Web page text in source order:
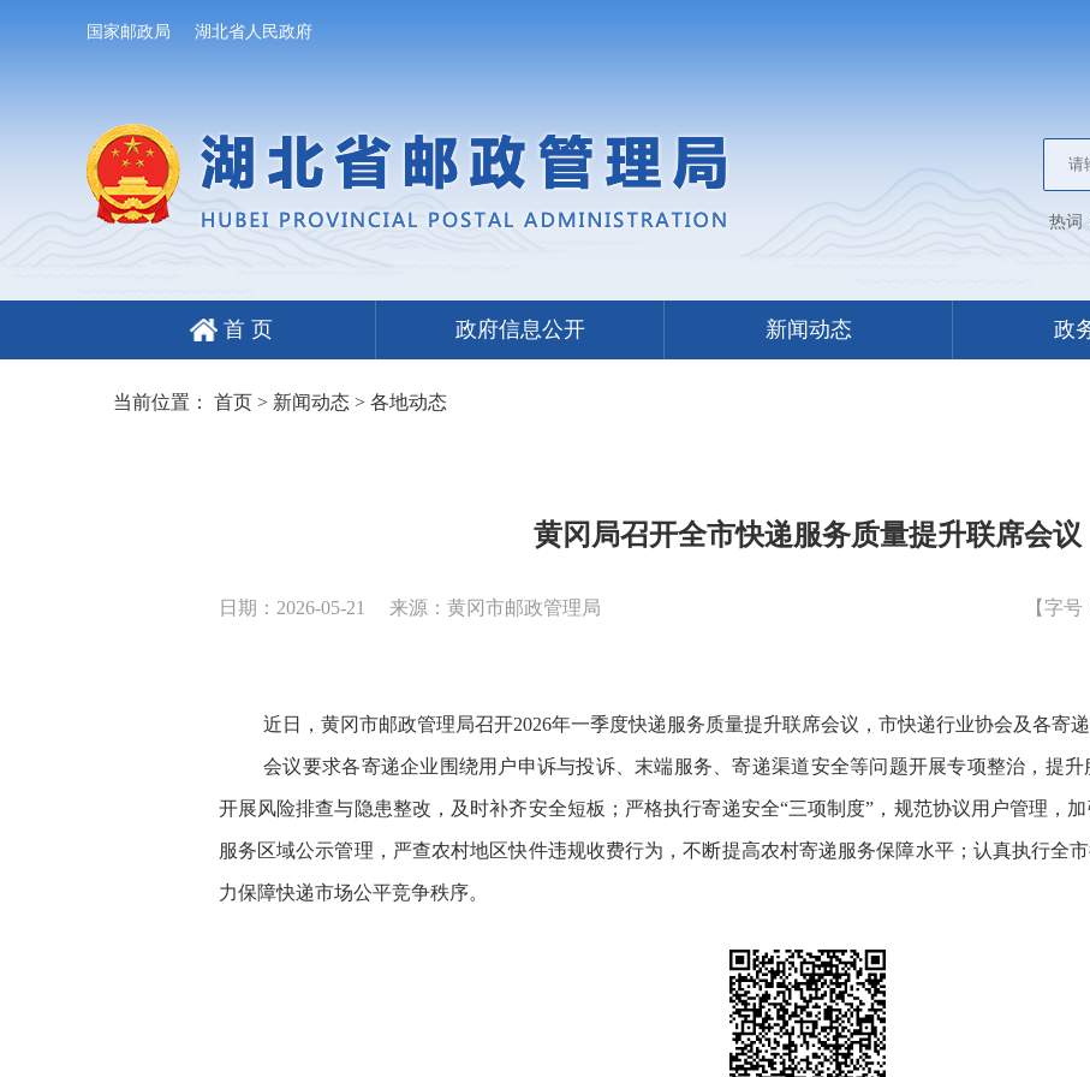
国家邮政局 湖北省人民政府
热词
首 页 政府信息公开 新闻动态 政
当前位置： 首页> 新闻动态> 各地动态
黄冈局召开全市快递服务质量提升联席会议
日期：2026-05-21 来源：黄冈市邮政管理局 【字号
近日，黄冈市邮政管理局召开2026年一季度快递服务质量提升联席会议，市快递行业协会及各寄
会议要求各寄递企业围绕用户申诉与投诉、末端服务、寄递渠道安全等问题开展专项整治，提
开展风险排查与隐患整改，及时补齐安全短板；严格执行寄递安全“三项制度”，规范协议用户管理，
服务区域公示管理，严查农村地区快件违规收费行为，不断提高农村寄递服务保障水平；认真执行全
力保障快递市场公平竞争秩序。